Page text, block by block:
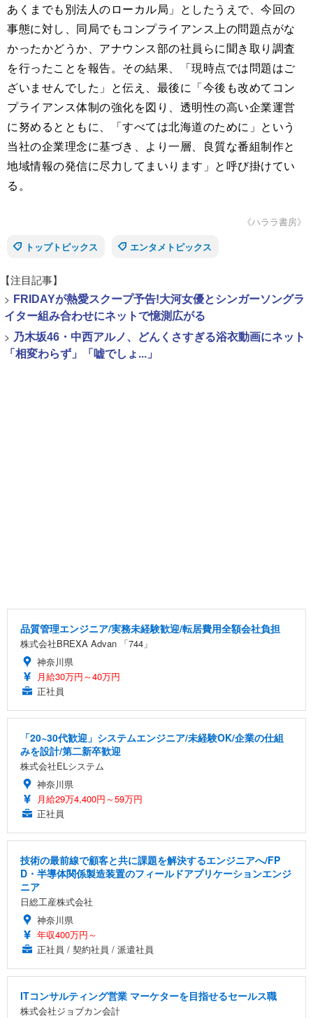
あくまでも別法人のローカル局」としたうえで、今回の
事態に対し、同局でもコンプライアンス上の問題点がな
かったかどうか、アナウンス部の社員らに聞き取り調査
を行ったことを報告。その結果、「現時点では問題はご
ざいませんでした」と伝え、最後に「今後も改めてコン
プライアンス体制の強化を図り、透明性の高い企業運営
に努めるとともに、「すべては北海道のために」という
当社の企業理念に基づき、より一層、良質な番組制作と
地域情報の発信に尽力してまいります」と呼び掛けてい
る。
《ハララ書房》
トップトピックス
エンタメトピックス
【注目記事】
> FRIDAYが熱愛スクープ予告!大河女優とシンガーソングラ
イター組み合わせにネットで憶測広がる
> 乃木坂46・中西アルノ、どんくさすぎる浴衣動画にネット
「相変わらず」「嘘でしょ...」
品質管理エンジニア/実務未経験歓迎/転居費用全額会社負担
株式会社BREXA Advan 「744」
神奈川県
月給30万円～40万円
正社員
「20~30代歓迎」システムエンジニア/未経験OK/企業の仕組
みを設計/第二新卒歓迎
株式会社ELシステム
神奈川県
月給29万4,400円～59万円
正社員
技術の最前線で顧客と共に課題を解決するエンジニアへ/FP
D・半導体関係製造装置のフィールドアプリケーションエンジ
ニア
日総工産株式会社
神奈川県
年収400万円～
正社員 / 契約社員 / 派遣社員
ITコンサルティング営業 マーケターを目指せるセールス職
株式会社ジョブカン会計